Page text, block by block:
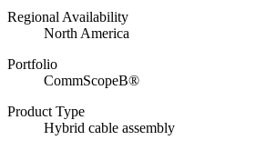
Regional Availability
North America
Portfolio
CommScopeВ®
Product Type
Hybrid cable assembly